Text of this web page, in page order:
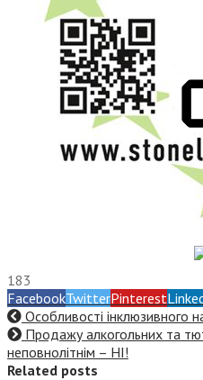
183
FacebookTwitterPinterest
Особливості інклюзивного
Продажу алкогольних та
неповнолітнім – НІ!
Related posts